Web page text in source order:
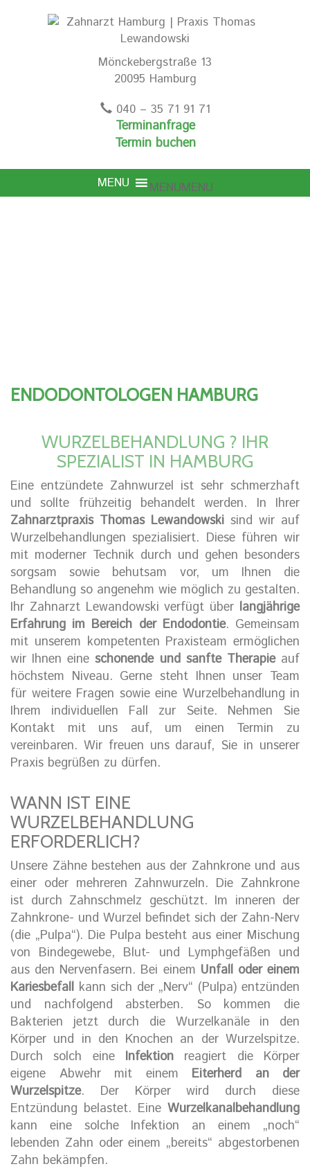
Mönckebergstraße 13
20095 Hamburg
040 – 35 71 91 71
Terminanfrage
Termin buchen
MENUMENU
ENDODONTOLOGEN HAMBURG
WURZELBEHANDLUNG ? IHR
SPEZIALIST IN HAMBURG
Eine entzündete Zahnwurzel ist sehr schmerzhaft
und sollte frühzeitig behandelt werden. In Ihrer
Zahnarztpraxis Thomas Lewandowski sind wir auf
Wurzelbehandlungen spezialisiert. Diese führen wir
mit moderner Technik durch und gehen besonders
sorgsam sowie behutsam vor, um Ihnen die
Behandlung so angenehm wie möglich zu gestalten.
Ihr Zahnarzt Lewandowski verfügt über langjährige
Erfahrung im Bereich der Endodontie. Gemeinsam
mit unserem kompetenten Praxisteam ermöglichen
wir Ihnen eineschonende und sanfte Therapieauf
höchstem Niveau. Gerne steht Ihnen unser Team
für weitere Fragen sowie eine Wurzelbehandlung in
Ihrem individuellen Fall zur Seite. Nehmen Sie
Kontakt mit uns auf, um einen Termin zu
vereinbaren. Wir freuen uns darauf, Sie in unserer
Praxis begrüßen zu dürfen.
WANN IST EINE
WURZELBEHANDLUNG
ERFORDERLICH?
Unsere Zähne bestehen aus der Zahnkrone und aus
einer oder mehreren Zahnwurzeln. Die Zahnkrone
ist durch Zahnschmelz geschützt. Im inneren der
Zahnkrone- und Wurzel befindet sich der Zahn-Nerv
(die „Pulpa“). Die Pulpa besteht aus einer Mischung
von Bindegewebe, Blut- und Lymphgefäßen und
aus den Nervenfasern. Bei einem Unfall oder einem
Kariesbefall kann sich der „Nerv“ (Pulpa) entzünden
und nachfolgend absterben. So kommen die
Bakterien jetzt durch die Wurzelkanäle in den
Körper und in den Knochen an der Wurzelspitze.
Durch solch eine Infektion reagiert die Körper
eigene Abwehr mit einem Eiterherd an der
Wurzelspitze. Der Körper wird durch diese
Entzündung belastet. Eine Wurzelkanalbehandlung
kann eine solche Infektion an einem „noch“
lebenden Zahn oder einem „bereits“ abgestorbenen
Zahn bekämpfen.